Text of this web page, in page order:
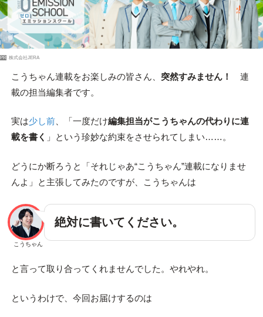
PR 株式会社JERA
こうちゃん連載をお楽しみの皆さん、 突然すみません！
連
載の担当編集者です。
実は少し前、「一度だけ編集担当がこうちゃんの代わりに連
載を書く 」という珍妙な約束をさせられてしまい……。
どうにか断ろうと「それじゃあ“こうちゃん”連載になりませ
んよ」と主張してみたのですが、こうちゃんは
こうちゃん
絶対に書いてください。
と言って取り合ってくれませんでした。やれやれ。
というわけで、今回お届けするのは